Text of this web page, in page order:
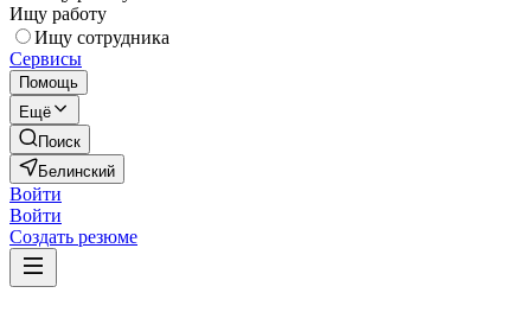
Ищу работу
Ищу сотрудника
Сервисы
Помощь
Ещё
Поиск
Белинский
Войти
Войти
Создать резюме